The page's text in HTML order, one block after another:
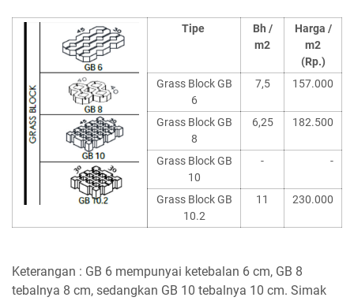
Tipe
Bh /
m2
Harga /
m2
(Rp.)
Grass Block GB
6
7,5 157.000
Grass Block GB
8
6,25 182.500
Grass Block GB
10
- -
Grass Block GB
10.2
11 230.000
Keterangan : GB 6 mempunyai ketebalan 6 cm, GB 8
tebalnya 8 cm, sedangkan GB 10 tebalnya 10 cm. Simak